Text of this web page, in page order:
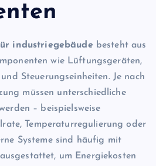
industriegebäudebesteht aus
wie Lüftungsgeräten,
Steuerungseinheiten. Je nach
müssen unterschiedliche
– beispielsweise
Temperaturregulierung oder
Systeme sind häufig mit
um Energiekosten